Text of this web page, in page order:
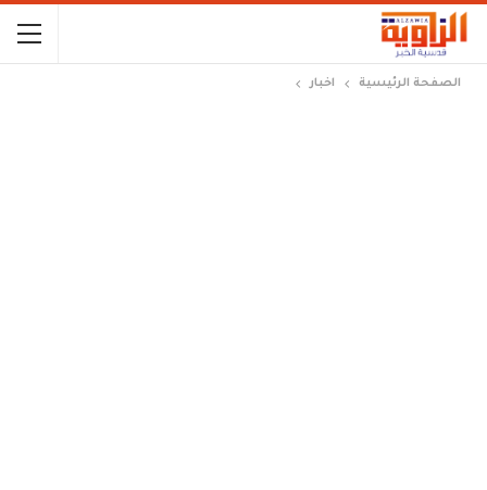
الصفحة الرئيسية اخبار